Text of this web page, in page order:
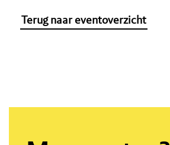
Terug naar eventoverzicht